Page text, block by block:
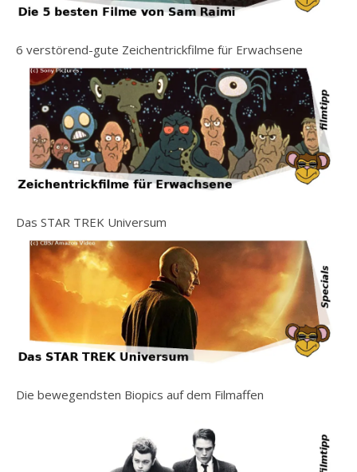
6 verstörend-gute Zeichentrickfilme für Erwachsene
Das STAR TREK Universum
Die bewegendsten Biopics auf dem Filmaffen